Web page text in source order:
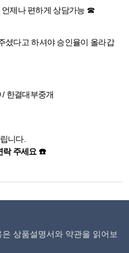
제나 편하게 상담가능 ☎
셨다고 하셔야 승인율이 올라갑
/ 한결대부중개
니다.
락 주세요 ☎️
상품설명서와 약관을 읽어보